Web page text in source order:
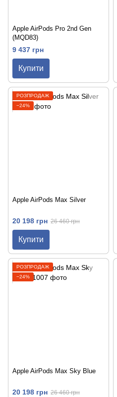
Apple AirPods Pro 2nd Gen
(MQD83)
9 437 грн
Купити
РОЗПРОДАЖ
−24%
Apple AirPods Max Silver
20 198 грн 26 460 грн
Купити
РОЗПРОДАЖ
−24%
Apple AirPods Max Sky Blue
20 198 грн 26 460 грн